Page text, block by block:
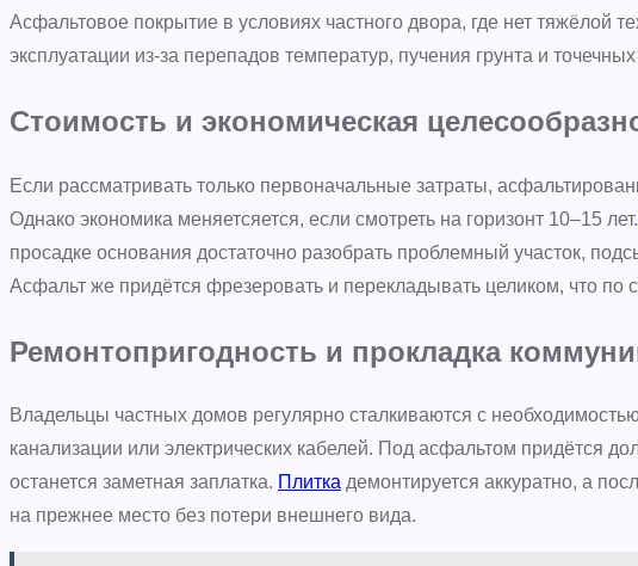
Асфальтовое покрытие в условиях частного двора, где нет тяжёлой
эксплуатации из-за перепадов температур, пучения грунта и
Стоимость и экономическая
Если рассматривать только первоначальные затраты,
Однако экономика меняетсяется, если смотреть на горизонт 10–15 лет.
просадке основания достаточно разобрать проблемный участок,
Асфальт же придётся фрезеровать и перекладывать целиком, что
Ремонтопригодность и прокладка
Владельцы частных домов регулярно сталкиваются с
канализации или электрических кабелей. Под асфальтом придётся
останется заметная заплатка. Плитка демонтируется аккуратно, а
на прежнее место без потери внешнего вида.